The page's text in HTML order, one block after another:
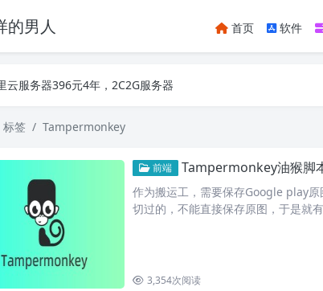
的男人 首页 软件
云服务器396元4年，2C2G服务器
Telegram频道有新消息第一时间推送
云服务器396元4年，2C2G服务器
标签 Tampermonkey
前端 Tampermonkey油猴脚
作为搬运工，需要保存Google play
切过的，不能直接保存原图，于是就
3,354次阅读